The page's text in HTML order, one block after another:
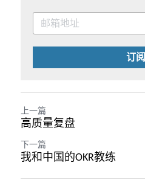
订阅
上一篇
高质量复盘
下一篇
我和中国的OKR教练